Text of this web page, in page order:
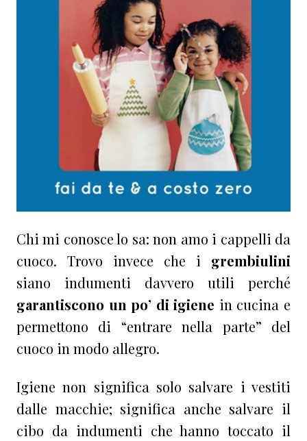
Chi mi conosce lo sa: non amo i cappelli da
cuoco. Trovo invece che i grembiulini
siano indumenti davvero utili perché
garantiscono un po’ di igiene in cucina e
permettono di “entrare nella parte” del
cuoco in modo allegro.
Igiene non significa solo salvare i vestiti
dalle macchie; significa anche salvare il
cibo da indumenti che hanno toccato il